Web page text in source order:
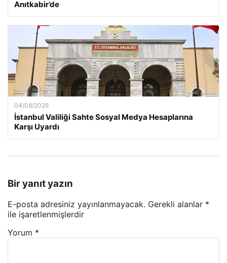
Anıtkabir’de
04/08/2026
İstanbul Valiliği Sahte Sosyal Medya Hesaplarına
Karşı Uyardı
Bir yanıt yazın
E-posta adresiniz yayınlanmayacak. Gerekli alanlar *
ile işaretlenmişlerdir
Yorum *